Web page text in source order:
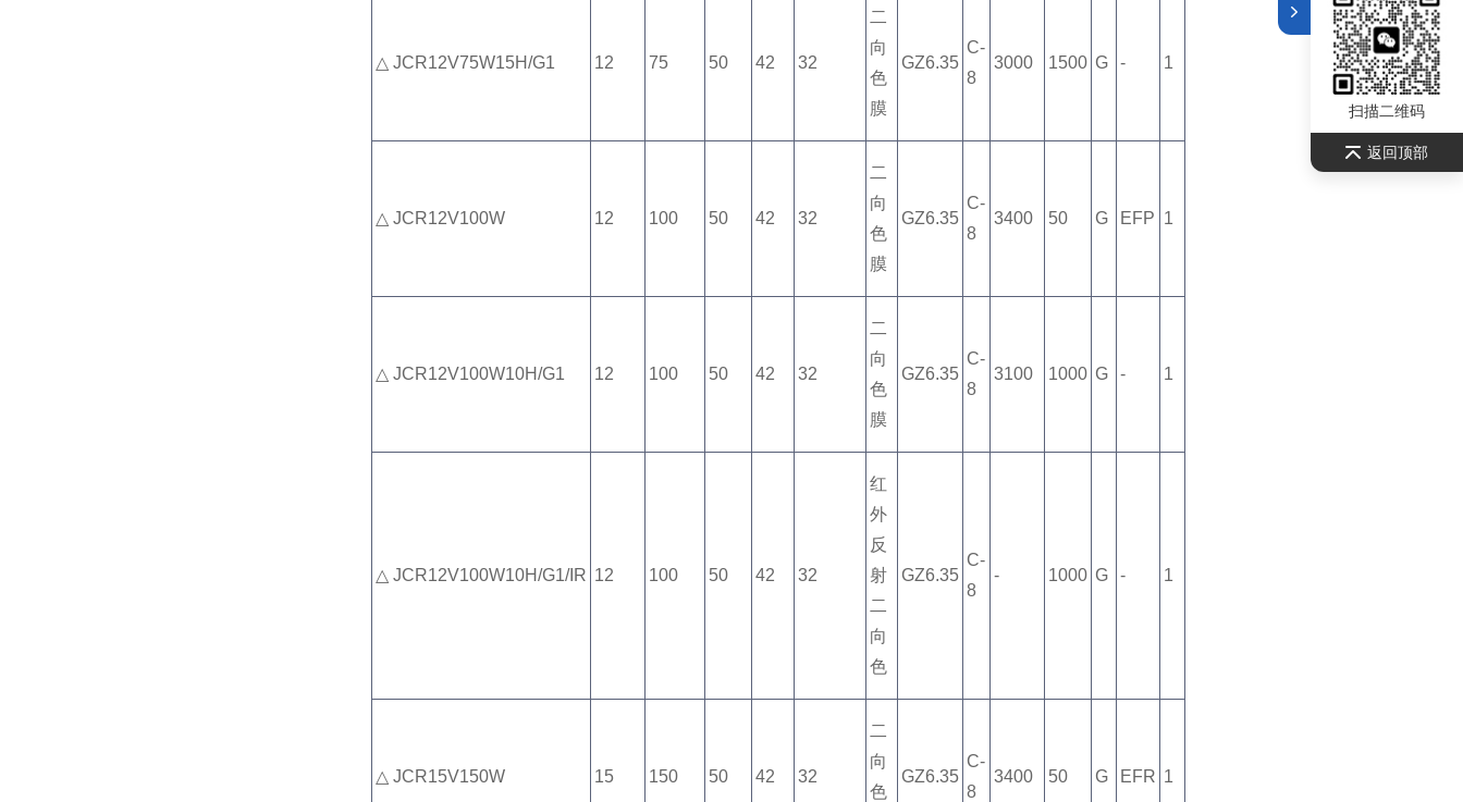
△ JCR12V75W15H/G1 12 75 50 42 32
二
向
色
膜
GZ6.35
C-
8
3000 1500 G - 1
△ JCR12V100W 12 100 50 42 32
二
向
色
膜
GZ6.35
C-
8
3400 50 G EFP 1
△ JCR12V100W10H/G1 12 100 50 42 32
二
向
色
膜
GZ6.35
C-
8
3100 1000 G - 1
△ JCR12V100W10H/G1/IR 12 100 50 42 32
红
外
反
射
二
向
色
GZ6.35
C-
8
- 1000 G - 1
△ JCR15V150W 15 150 50 42 32
二
向
色
GZ6.35
C-
8
3400 50 G EFR 1
扫描二维码
返回顶部